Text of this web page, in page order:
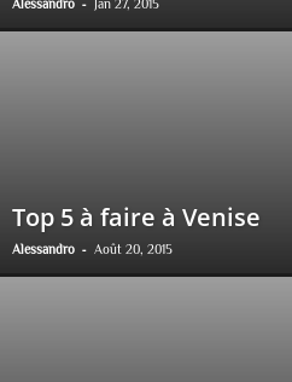
Alessandro Jan 27, 2015
Top 5 à faire à Venise
Alessandro - Août 20, 2015